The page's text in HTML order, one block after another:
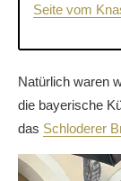
Seite vom
Natürlich waren
die bayerische
das Schloderer